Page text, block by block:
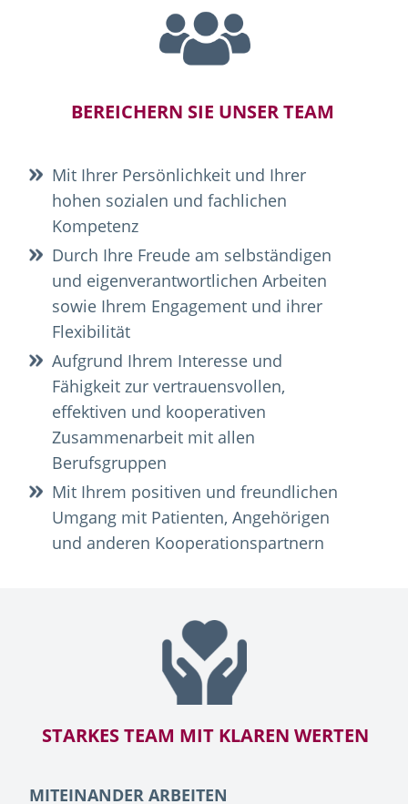
BEREICHERN SIE UNSER TEAM
Mit Ihrer Persönlichkeit und Ihrer
hohen sozialen und fachlichen
Kompetenz
Durch Ihre Freude am selbständigen
und eigenverantwortlichen Arbeiten
sowie Ihrem Engagement und ihrer
Flexibilität
Aufgrund Ihrem Interesse und
Fähigkeit zur vertrauensvollen,
effektiven und kooperativen
Zusammenarbeit mit allen
Berufsgruppen
Mit Ihrem positiven und freundlichen
Umgang mit Patienten, Angehörigen
und anderen Kooperationspartnern
STARKES TEAM MIT KLAREN WERTEN
MITEINANDER ARBEITEN